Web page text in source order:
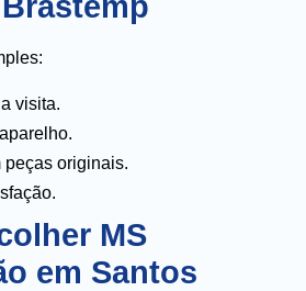
visita.
peças originais.
MS
em Santos